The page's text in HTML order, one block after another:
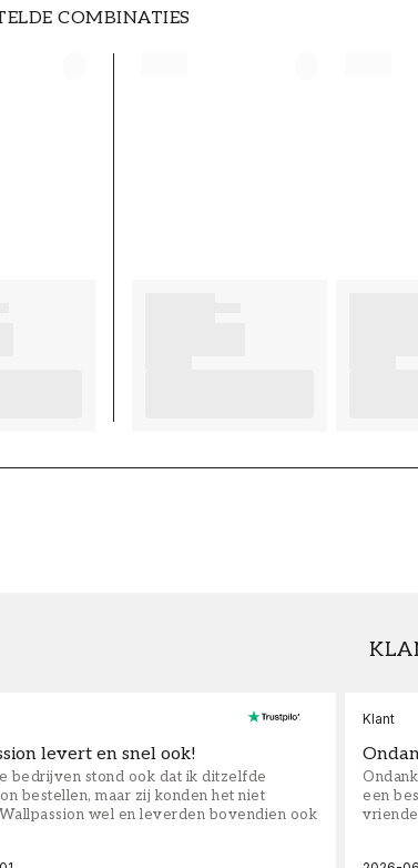
COMBINATIES
levert en snel ook!
bedrijven stond ook dat ik ditzelfde
bestellen, maar zij konden het niet
wel en leverden bovendien ook
Klant
een